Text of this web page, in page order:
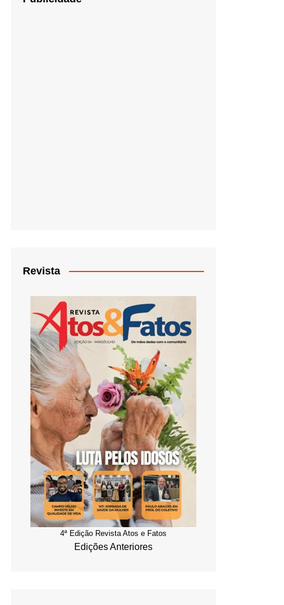
Revista
4ª Edição Revista Atos e Fatos
Edições Anteriores